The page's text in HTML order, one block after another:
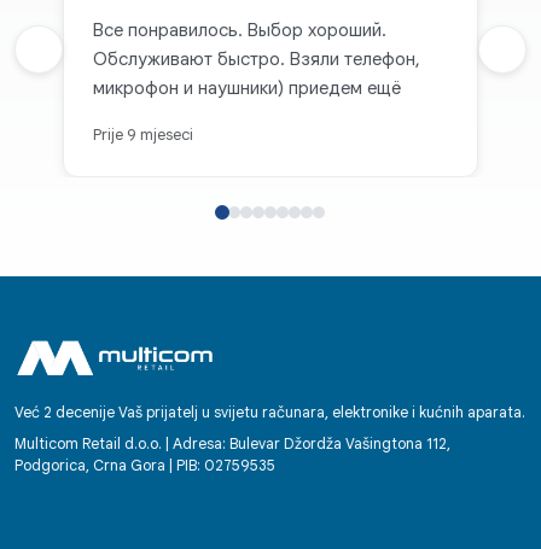
Все понравилось. Выбор хороший.
Обслуживают быстро. Взяли телефон,
микрофон и наушники) приедем ещё
Prije 9 mjeseci
Prethodna recenzija
Već 2 decenije Vaš prijatelj u svijetu računara, elektronike i kućnih aparata.
Multicom Retail d.o.o. | Adresa: Bulevar Džordža Vašingtona 112,
Podgorica, Crna Gora | PIB: 02759535